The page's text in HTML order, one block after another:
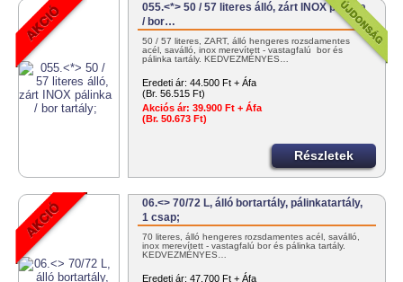
055.<*> 50 / 57 literes álló, zárt INOX pálinka
/ bor…
50 / 57 literes, ZÁRT, álló hengeres rozsdamentes
acél, saválló, inox merevített - vastagfalú bor és
pálinka tartály. KEDVEZMÉNYES…
Eredeti ár: 44.500 Ft + Áfa
(Br. 56.515 Ft)
Akciós ár: 39.900 Ft + Áfa
(Br. 50.673 Ft)
Részletek
06.<> 70/72 L, álló bortartály, pálinkatartály,
1 csap;
70 literes, álló hengeres rozsdamentes acél, saválló,
inox merevített - vastagfalú bor és pálinka tartály.
KEDVEZMÉNYES…
Eredeti ár: 47.700 Ft + Áfa